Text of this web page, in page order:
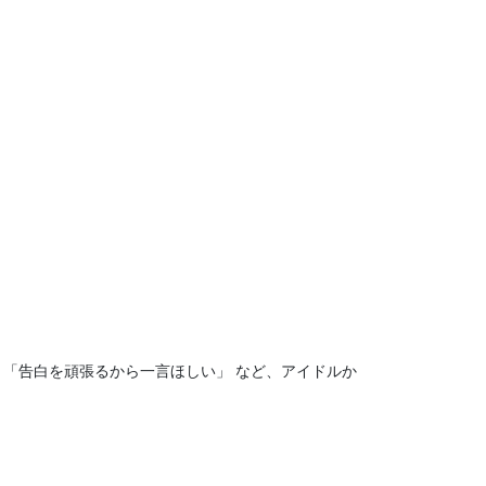
告白を頑張るから一言ほしい」 など、アイドルか